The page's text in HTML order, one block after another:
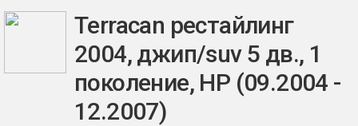
Terracan рестайлинг
2004, джип/suv 5 дв., 1
поколение, HP (09.2004 -
12.2007)